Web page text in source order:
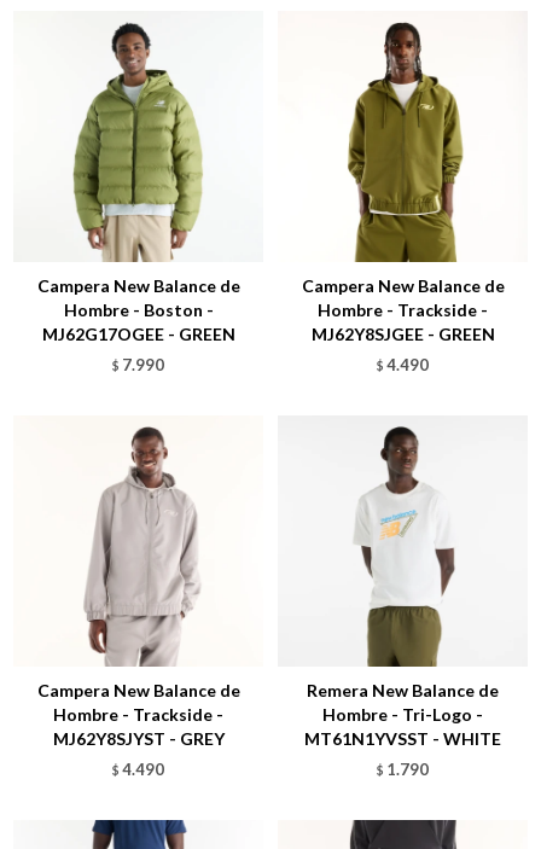
Campera New Balance de
Hombre - Boston -
MJ62G17OGEE - GREEN
$ 7.990
Campera New Balance de
Hombre - Trackside -
MJ62Y8SJGEE - GREEN
$ 4.490
Campera New Balance de
Hombre - Trackside -
MJ62Y8SJYST - GREY
$ 4.490
Remera New Balance de
Hombre - Tri-Logo -
MT61N1YVSST - WHITE
$ 1.790